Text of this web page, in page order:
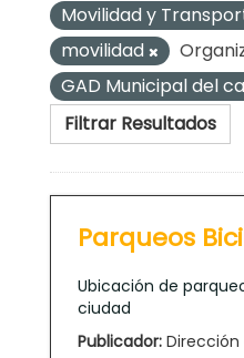
Movilidad y
movilidad
GAD Municipal del
Filtrar Resultados
Parqueos
Ubicación de
ciudad
Publicador: Dirección